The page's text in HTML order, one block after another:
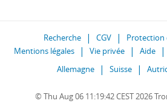
Recherche CGV
Protection
Mentions légales
Vie privée Aide
Allemagne
Suisse
© Thu Aug 06 11:19:42 CEST 2026